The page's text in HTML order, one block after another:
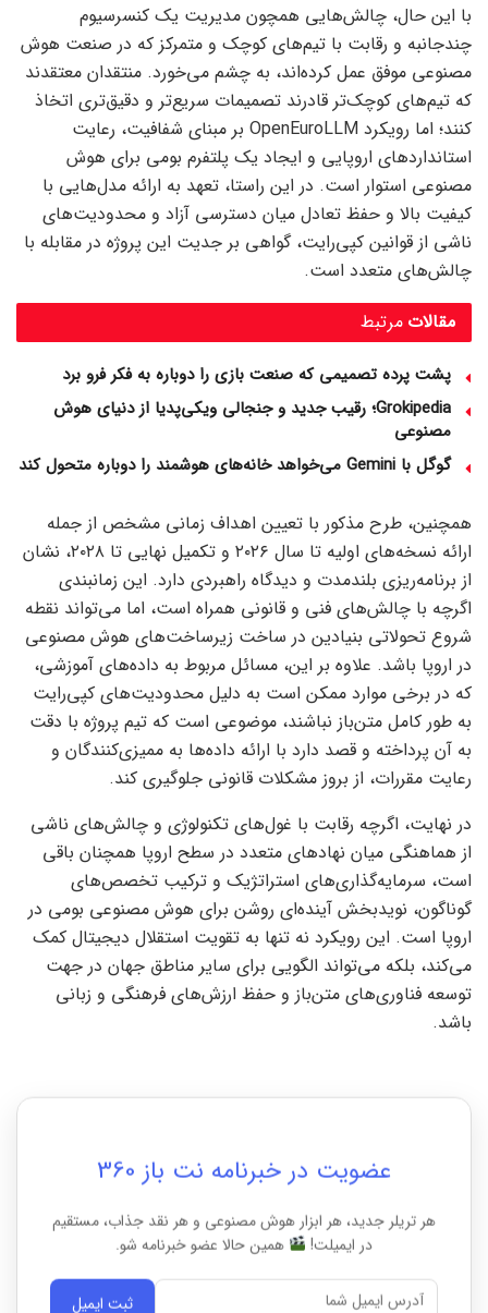
با این حال، چالش‌هایی همچون مدیریت یک کنسرسیوم
چندجانبه و رقابت با تیم‌های کوچک و متمرکز که در صنعت هوش
مصنوعی موفق عمل کرده‌اند، به چشم می‌خورد. منتقدان معتقدند
که تیم‌های کوچک‌تر قادرند تصمیمات سریع‌تر و دقیق‌تری اتخاذ
کنند؛ اما رویکرد OpenEuroLLM بر مبنای شفافیت، رعایت
استانداردهای اروپایی و ایجاد یک پلتفرم بومی برای هوش
مصنوعی استوار است. در این راستا، تعهد به ارائه مدل‌هایی با
کیفیت بالا و حفظ تعادل میان دسترسی آزاد و محدودیت‌های
ناشی از قوانین کپی‌رایت، گواهی بر جدیت این پروژه در مقابله با
چالش‌های متعدد است.
مرتبط مقالات
پشت پرده تصمیمی که صنعت بازی را دوباره به فکر فرو برد
Grokipedia؛ رقیب جدید و جنجالی ویکی‌پدیا از دنیای هوش
مصنوعی
گوگل با Gemini می‌خواهد خانه‌های هوشمند را دوباره متحول کند
همچنین، طرح مذکور با تعیین اهداف زمانی مشخص از جمله
ارائه نسخه‌های اولیه تا سال ۲۰۲۶ و تکمیل نهایی تا ۲۰۲۸، نشان
از برنامه‌ریزی بلندمدت و دیدگاه راهبردی دارد. این زمانبندی
اگرچه با چالش‌های فنی و قانونی همراه است، اما می‌تواند نقطه
شروع تحولاتی بنیادین در ساخت زیرساخت‌های هوش مصنوعی
در اروپا باشد. علاوه بر این، مسائل مربوط به داده‌های آموزشی،
که در برخی موارد ممکن است به دلیل محدودیت‌های کپی‌رایت
به طور کامل متن‌باز نباشند، موضوعی است که تیم پروژه با دقت
به آن پرداخته و قصد دارد با ارائه داده‌ها به ممیزی‌کنندگان و
رعایت مقررات، از بروز مشکلات قانونی جلوگیری کند.
در نهایت، اگرچه رقابت با غول‌های تکنولوژی و چالش‌های ناشی
از هماهنگی میان نهادهای متعدد در سطح اروپا همچنان باقی
است، سرمایه‌گذاری‌های استراتژیک و ترکیب تخصص‌های
گوناگون، نویدبخش آینده‌ای روشن برای هوش مصنوعی بومی در
اروپا است. این رویکرد نه تنها به تقویت استقلال دیجیتال کمک
می‌کند، بلکه می‌تواند الگویی برای سایر مناطق جهان در جهت
توسعه فناوری‌های متن‌باز و حفظ ارزش‌های فرهنگی و زبانی
باشد.
عضویت در خبرنامه نت باز 360
هر تریلر جدید، هر ابزار هوش مصنوعی و هر نقد جذاب، مستقیم
در ایمیلت!
همین حالا عضو خبرنامه شو.
ثبت ایمیل